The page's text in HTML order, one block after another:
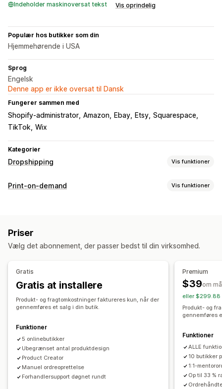
Indeholder maskinoversat tekst Vis oprindelig
Populær hos butikker som din
Hjemmehørende i USA
Sprog
Engelsk
Denne app er ikke oversat til Dansk
Fungerer sammen med
Shopify-administrator Amazon Ebay Etsy Squarespace
TikTok Wix
Kategorier
Dropshipping Vis funktioner
Produkter, du kan sælge
Indkøbslokationer
Tjekkiet
Print-on-demand Vis funktioner
Personlig tilpasning
Boligindretning
Økologisk
Leveringsmuligheder
White label
Global klargøring
Priser
Vælg det abonnement, der passer bedst til din virksomhed.
Gratis
Gratis at installere
Produkt- og fragtomkostninger faktureres kun, når der
gennemføres et salg i din butik.
Funktioner
5 onlinebutikker
Ubegrænset antal produktdesign
Product Creator
Manuel ordreoprettelse
Forhandlersupport døgnet rundt
Premium
$39om
eller $299.88
Produkt- og
gennemføres
Funktioner
ALLE
10 butikker
1:1-
Op til 33 %